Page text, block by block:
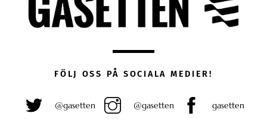
FÖLJ OSS PÅ SOCIALA MEDIER!
@gasetten @gasetten gasetten